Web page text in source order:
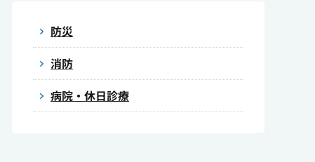
防災
消防
病院・休日診療